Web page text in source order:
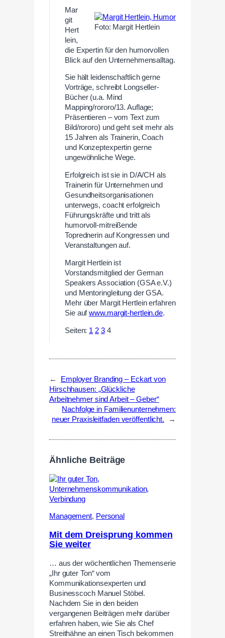
Foto: Margit Hertlein
Mar
git
Hert
lein,
die Expertin für den humorvollen
Blick auf den Unternehmensalltag.
Sie hält leidenschaftlich gerne
Vorträge, schreibt Longseller-
Bücher (u.a. Mind
Mapping/rororo/13. Auflage;
Präsentieren – vom Text zum
Bild/rororo) und geht seit mehr als
15 Jahren als Trainerin, Coach
und Konzeptexpertin gerne
ungewöhnliche Wege.
Erfolgreich ist sie in D/A/CH als
Trainerin für Unternehmen und
Gesundheitsorganisationen
unterwegs, coacht erfolgreich
Führungskräfte und tritt als
humorvoll-mitreißende
Toprednerin auf Kongressen und
Veranstaltungen auf.
Margit Hertlein ist
Vorstandsmitglied der German
Speakers Association (GSA e.V.)
und Mentoringleitung der GSA.
Mehr über Margit Hertlein erfahren
Sie aufwww.margit-hertlein.de.
Seiten: 1 2 3 4
←
Employer Branding – Eckart von
Hirschhausen: „Glückliche
Arbeitnehmer sind Arbeit – Geber“
Nachfolge in Familienunternehmen:
neuer Praxisleitfaden veröffentlicht.
→
Ähnliche Beiträge
Management, Personal
Mit dem Dreisprung kommen
Sie weiter
… aus der wöchentlichen Themenserie
„Ihr guter Ton“ vom
Kommunikationsexperten und
Businesscoch Manuel Stöbel.
Nachdem Sie in den beiden
vergangenen Beiträgen mehr darüber
erfahren haben, wie Sie als Chef
Streithähne an einen Tisch bekommen